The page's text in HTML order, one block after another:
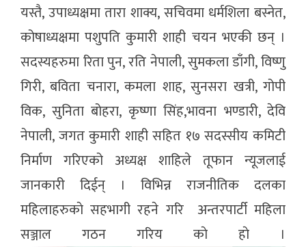
यस्तै, उपाध्यक्षमा तारा शाक्य, सचिवमा धर्मशिला बस्नेत,
कोषाध्यक्षमा पशुपति कुमारी शाही चयन भएकी छन् ।
सदस्यहरुमा रिता पुन, रति नेपाली, सुमकला डाँगी, विष्णु
गिरी, बविता चनारा, कमला शाह, सुनसरा खत्री, गोपी
विक, सुनिता बोहरा, कृष्णा सिंह,भावना भण्डारी, देवि
नेपाली, जगत कुमारी शाही सहित १७ सदस्सीय कमिटी
निर्माण गरिएको अध्यक्ष शाहिले तूफान न्यूजलाई
जानकारी दिईन् । विभिन्न राजनीतिक दलका
महिलाहरुकाे सहभागी रहने गरि अन्तरपार्टी महिला
सञ्जाल गठन गरिय काे हाे ।